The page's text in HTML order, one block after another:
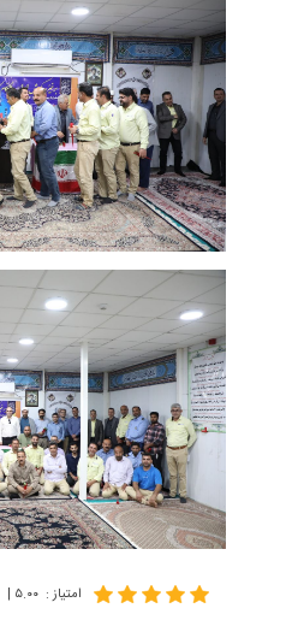
امتیاز : ۵.۰۰ |